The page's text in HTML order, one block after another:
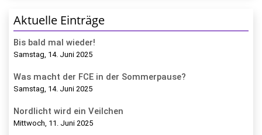
Aktuelle Einträge
Bis bald mal wieder!
Samstag, 14. Juni 2025
Was macht der FCE in der Sommerpause?
Samstag, 14. Juni 2025
Nordlicht wird ein Veilchen
Mittwoch, 11. Juni 2025